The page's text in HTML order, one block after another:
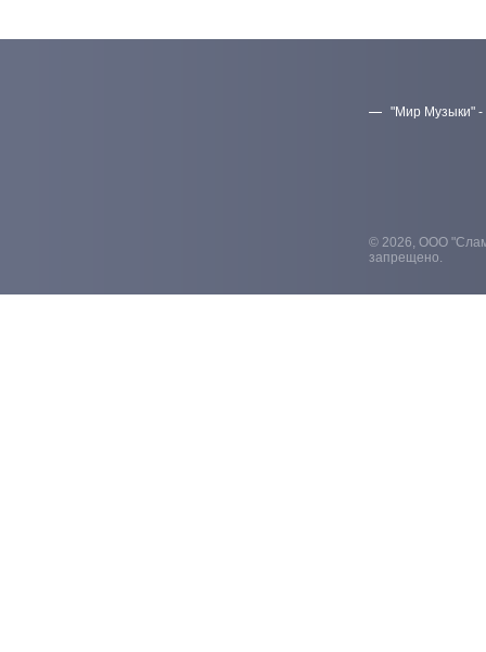
"Мир Музыки" -
© 2026, ООО
запрещено.